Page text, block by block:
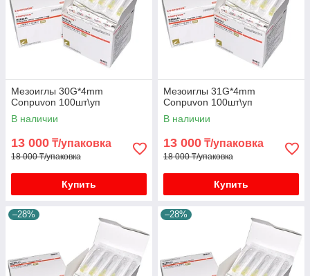
Мезоиглы 30G*4mm
Conpuvon 100шт\уп
В наличии
13 000 ₸/упаковка
18 000 ₸/упаковка
Купить
Мезоиглы 31G*4mm
Conpuvon 100шт\уп
В наличии
13 000 ₸/упаковка
18 000 ₸/упаковка
Купить
–28% –28%